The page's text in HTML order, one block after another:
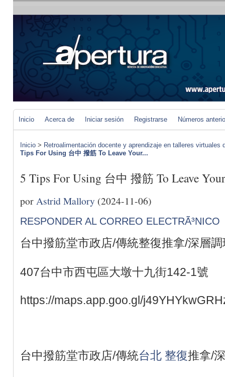
Inicio Acerca de Iniciar sesión Registrarse Números
Inicio > Retroalimentación docente y aprendizaje en talleres virtuales
Tips For Using 台中 撥筋 To Leave Your...
5 Tips For Using 台中 撥筋 To Leave
por Astrid Mallory (2024-11-06)
RESPONDER AL CORREO ELECTRÃ³NICO
台中撥筋堂市政店/傳統整復推拿/深層
407台中市西屯區大墩十九街142-1號
https://maps.app.goo.gl/
台中撥筋堂市政店/傳統台北 整復推拿/